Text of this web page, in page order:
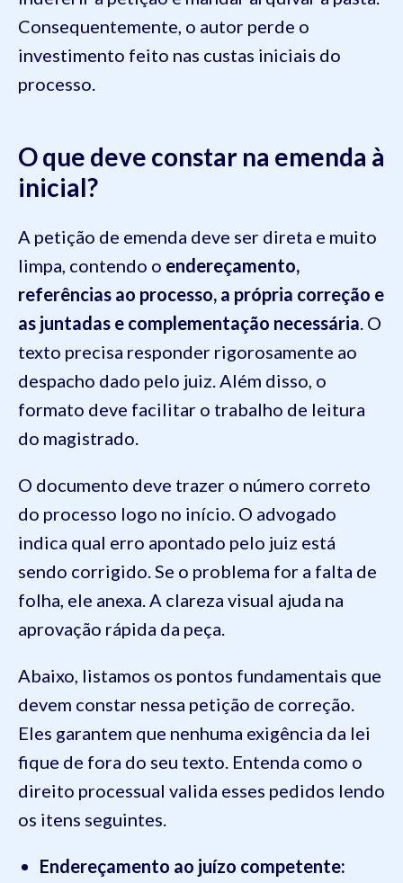
Consequentemente, o autor perde o
investimento feito nas custas iniciais do
processo.
O que deve constar na emenda à
inicial?
A petição de emenda deve ser direta e muito
limpa, contendo o endereçamento,
referências ao processo, a própria correção e
as juntadas e complementação necessária. O
texto precisa responder rigorosamente ao
despacho dado pelo juiz. Além disso, o
formato deve facilitar o trabalho de leitura
do magistrado.
O documento deve trazer o número correto
do processo logo no início. O advogado
indica qual erro apontado pelo juiz está
sendo corrigido. Se o problema for a falta de
folha, ele anexa. A clareza visual ajuda na
aprovação rápida da peça.
Abaixo, listamos os pontos fundamentais que
devem constar nessa petição de correção.
Eles garantem que nenhuma exigência da lei
fique de fora do seu texto. Entenda como o
direito processual valida esses pedidos lendo
os itens seguintes.
Endereçamento ao juízo competente: